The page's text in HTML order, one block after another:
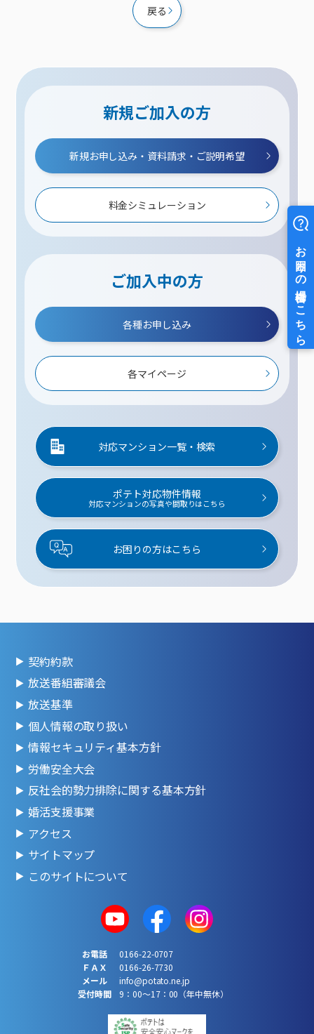
戻る
新規ご加入の方
新規お申し込み・資料請求・ご説明希望
料金シミュレーション
ご加入中の方
各種お申し込み
各マイページ
対応マンション一覧・検索
ポテト対応物件情報
対応マンションの写真や間取りはこちら
お困りの方はこちら
契約約款
放送番組審議会
放送基準
個人情報の取り扱い
情報セキュリティ基本方針
労働安全大会
反社会的勢力排除に関する基本方針
婚活支援事業
アクセス
サイトマップ
このサイトについて
お電話
0166-22-0707
ＦＡＸ
0166-26-7730
メール
info@potato.ne.jp
受付時間
9：00～17：00（年中無休）